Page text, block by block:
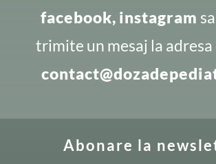
facebook, instagram
trimite un mesaj la adresa
Abonare la